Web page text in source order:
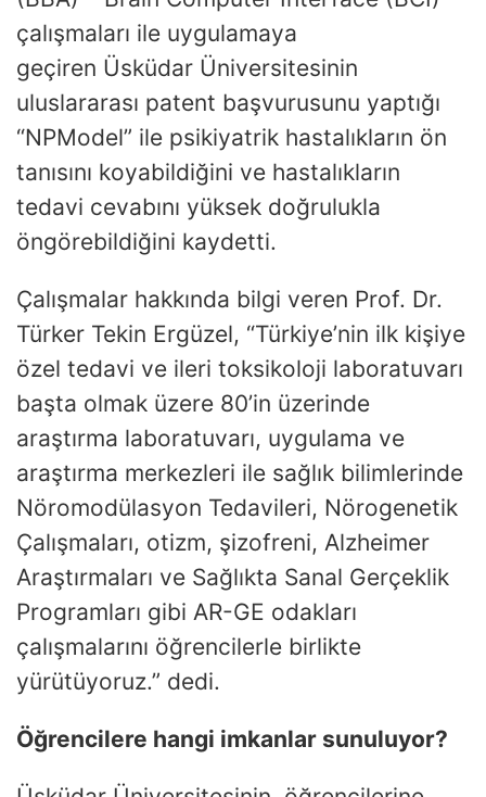
çalışmaları ile uygulamaya
geçiren Üsküdar Üniversitesinin
uluslararası patent başvurusunu yaptığı
“NPModel” ile psikiyatrik hastalıkların ön
tanısını koyabildiğini ve hastalıkların
tedavi cevabını yüksek doğrulukla
öngörebildiğini kaydetti.
Çalışmalar hakkında bilgi veren Prof. Dr.
Türker Tekin Ergüzel, “Türkiye’nin ilk kişiye
özel tedavi ve ileri toksikoloji laboratuvarı
başta olmak üzere 80’in üzerinde
araştırma laboratuvarı, uygulama ve
araştırma merkezleri ile sağlık bilimlerinde
Nöromodülasyon Tedavileri, Nörogenetik
Çalışmaları, otizm, şizofreni, Alzheimer
Araştırmaları ve Sağlıkta Sanal Gerçeklik
Programları gibi AR-GE odakları
çalışmalarını öğrencilerle birlikte
yürütüyoruz.” dedi.
Öğrencilere hangi imkanlar sunuluyor?